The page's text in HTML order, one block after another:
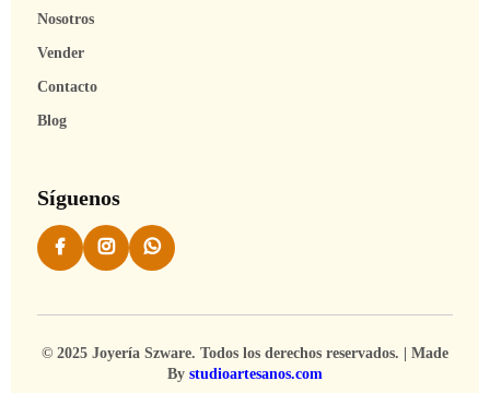
Nosotros
Vender
Contacto
Blog
Síguenos
© 2025 Joyería Szware. Todos los derechos reservados. | Made
By studioartesanos.com